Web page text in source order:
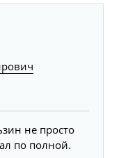
не просто
по полной.